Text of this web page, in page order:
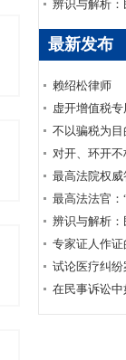
辨识与解析
经纬范畴
最新发布
赖绍松律师
虚开增值税
不以骗税为目
对开、环开
最高法院权
的数额标准确
最高法法官
为定性
辨识与解析
经纬范畴
专家证人作
试论医疗纠
在民事诉讼中